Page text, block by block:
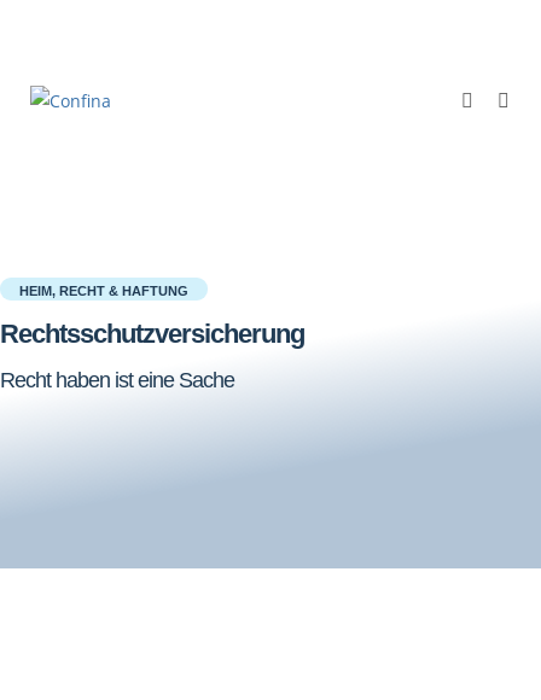
HEIM, RECHT & HAFTUNG
Rechtsschutzversicherung
Recht haben ist eine Sache